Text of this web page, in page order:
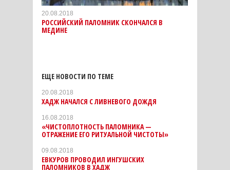
20.08.2018
РОССИЙСКИЙ ПАЛОМНИК СКОНЧАЛСЯ В
МЕДИНЕ
ЕЩЕ НОВОСТИ ПО ТЕМЕ
20.08.2018
ХАДЖ НАЧАЛСЯ С ЛИВНЕВОГО ДОЖДЯ
16.08.2018
«ЧИСТОПЛОТНОСТЬ ПАЛОМНИКА —
ОТРАЖЕНИЕ ЕГО РИТУАЛЬНОЙ ЧИСТОТЫ»
09.08.2018
ЕВКУРОВ ПРОВОДИЛ ИНГУШСКИХ
ПАЛОМНИКОВ В ХАДЖ